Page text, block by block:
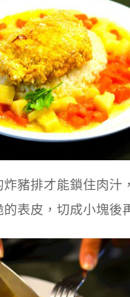
豬排才能鎖住肉汁
表皮，切成小塊後